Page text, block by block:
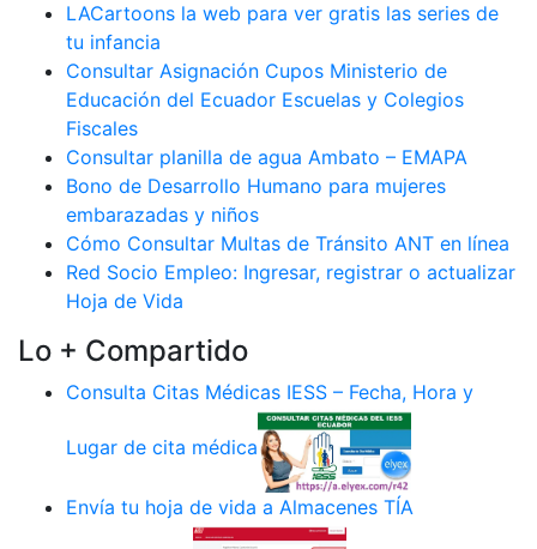
LACartoons la web para ver gratis las series de
tu infancia
Consultar Asignación Cupos Ministerio de
Educación del Ecuador Escuelas y Colegios
Fiscales
Consultar planilla de agua Ambato – EMAPA
Bono de Desarrollo Humano para mujeres
embarazadas y niños
Cómo Consultar Multas de Tránsito ANT en línea
Red Socio Empleo: Ingresar, registrar o actualizar
Hoja de Vida
Lo + Compartido
Consulta Citas Médicas IESS – Fecha, Hora y
Lugar de cita médica
Envía tu hoja de vida a Almacenes TÍA